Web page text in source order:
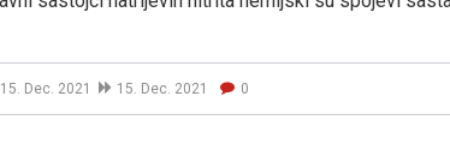
15. Dec. 2021 15. Dec. 2021 0